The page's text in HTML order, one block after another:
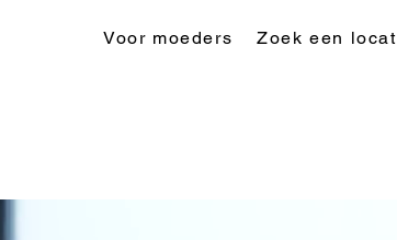
Voor moeders Zoek een